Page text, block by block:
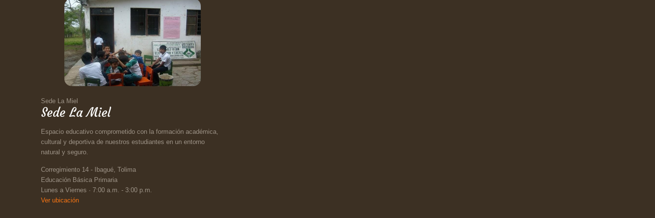
Sede La Miel
Sede La Miel
Espacio educativo comprometido con la formación académica,
cultural y deportiva de nuestros estudiantes en un entorno
natural y seguro.
Corregimiento 14 - Ibagué, Tolima
Educación Básica Primaria
Lunes a Viernes · 7:00 a.m. - 3:00 p.m.
Ver ubicación